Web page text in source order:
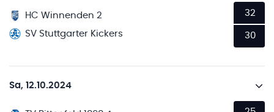
HC Winnenden 2
SV Stuttgarter Kickers
32
30
Sa, 12.10.2024